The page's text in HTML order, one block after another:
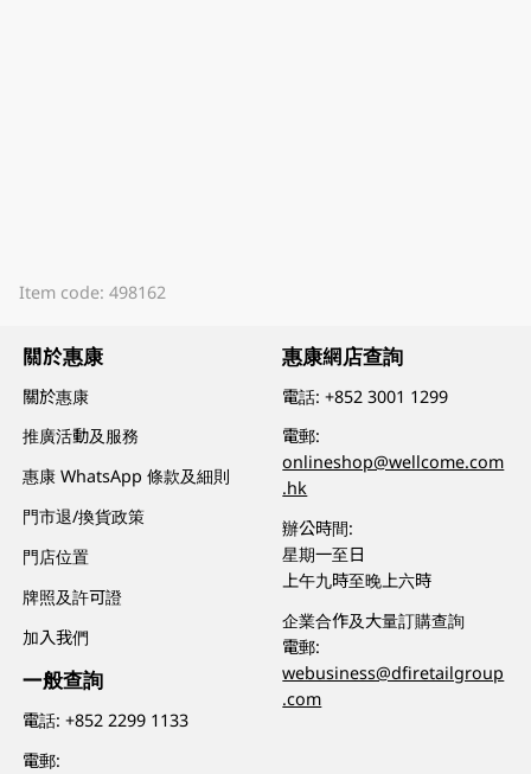
Item code: 498162
關於惠康
關於惠康
推廣活動及服務
惠康 WhatsApp 條款及細則
門市退/換貨政策
門店位置
牌照及許可證
加入我們
一般查詢
電話:+852 2299 1133
電郵:
惠康網店查詢
電話:+852 3001 1299
電郵:
onlineshop@wellcome.com
.hk
辦公時間:
星期一至日
上午九時至晚上六時
企業合作及大量訂購查詢
電郵:
webusiness@dfiretailgroup
.com